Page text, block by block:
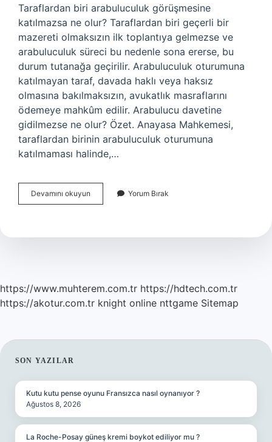
Taraflardan biri arabuluculuk görüşmesine
katılmazsa ne olur? Taraflardan biri geçerli bir
mazereti olmaksızın ilk toplantıya gelmezse ve
arabuluculuk süreci bu nedenle sona ererse, bu
durum tutanağa geçirilir. Arabuluculuk oturumuna
katılmayan taraf, davada haklı veya haksız
olmasına bakılmaksızın, avukatlık masraflarını
ödemeye mahkûm edilir. Arabulucu davetine
gidilmezse ne olur? Özet. Anayasa Mahkemesi,
taraflardan birinin arabuluculuk oturumuna
katılmaması halinde,…
Devamını okuyun Arabulucu
Karşı
Ne
Yorum Bırak
https://www.muhterem.com.tr https://hdtech.com.tr
https://akotur.com.tr knight online nttgame Sitemap
SIDEBAR
SON YAZILAR
Kutu kutu pense oyunu Fransızca nasıl oynanıyor ?
Ağustos 8, 2026
La Roche-Posay güneş kremi boykot ediliyor mu ?